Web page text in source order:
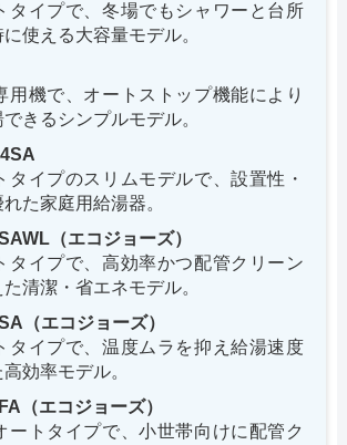
タイプで、冬場でもシャワーと台所
使える大容量モデル。
用機で、オートストップ機能により
きるシンプルモデル。
タイプのスリムモデルで、設置性・
た家庭用給湯器。
（エコジョーズ）
タイプで、高効率かつ配管クリーン
清潔・省エネモデル。
（エコジョーズ）
タイプで、温度ムラを抑え給湯速度
効率モデル。
（エコジョーズ）
ートタイプで、小世帯向けに配管ク